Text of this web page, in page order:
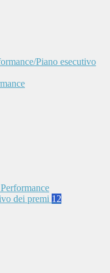
Piano esecutivo
dei premi 12